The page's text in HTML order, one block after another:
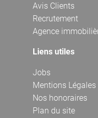
Avis Clients
Recrutement
Agence
Liens utiles
Jobs
Mentions Légales
Nos honoraires
Plan du site